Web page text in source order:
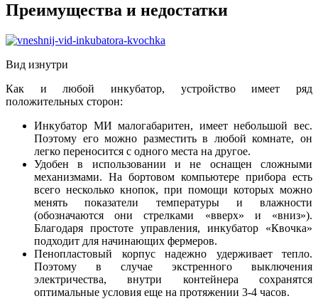
Преимущества и недостатки
Вид изнутри
Как и любой инкубатор, устройство имеет ряд
положительных сторон:
Инкубатор МИ малогабаритен, имеет небольшой вес.
Поэтому его можно разместить в любой комнате, он
легко переносится с одного места на другое.
Удобен в использовании и не оснащен сложными
механизмами. На бортовом компьютере прибора есть
всего несколько кнопок, при помощи которых можно
менять показатели температуры и влажности
(обозначаются они стрелками «вверх» и «вниз»).
Благодаря простоте управления, инкубатор «Квочка»
подходит для начинающих фермеров.
Пенопластовый корпус надежно удерживает тепло.
Поэтому в случае экстренного выключения
электричества, внутри контейнера сохранятся
оптимальные условия еще на протяжении 3-4 часов.